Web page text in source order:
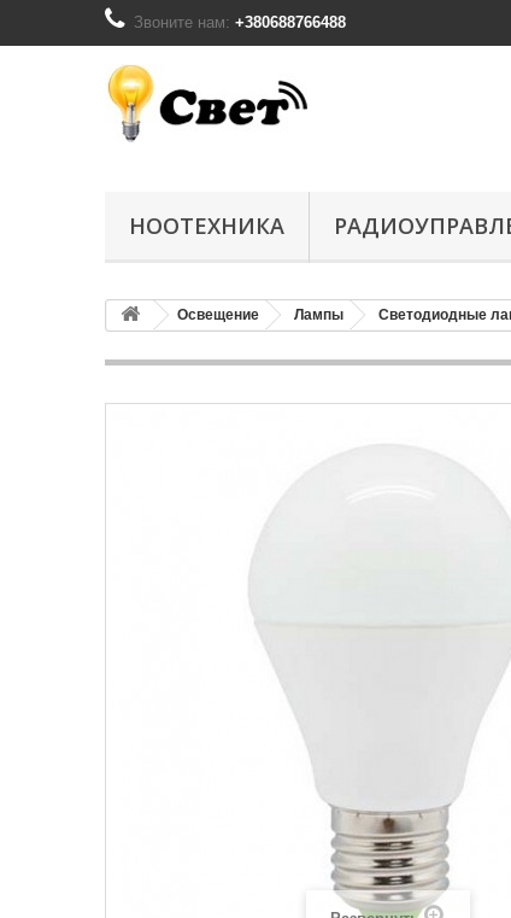
Звоните нам: +380688766488
НООТЕХНИКА
Освещение Лампы Светодиодные